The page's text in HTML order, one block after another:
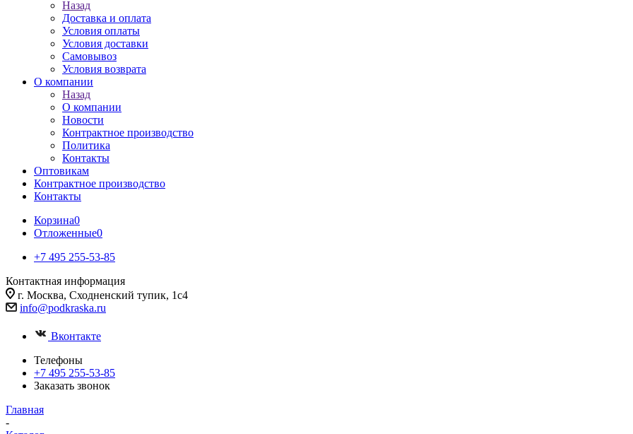
Назад
Доставка и оплата
Условия оплаты
Условия доставки
Самовывоз
Условия возврата
О компании
Назад
О компании
Новости
Контрактное производство
Политика
Контакты
Оптовикам
Контрактное производство
Контакты
Корзина0
Отложенные0
+7 495 255-53-85
Контактная информация
г. Москва, Сходненский тупик, 1с4
info@podkraska.ru
Вконтакте
Телефоны
+7 495 255-53-85
Заказать звонок
Главная
-